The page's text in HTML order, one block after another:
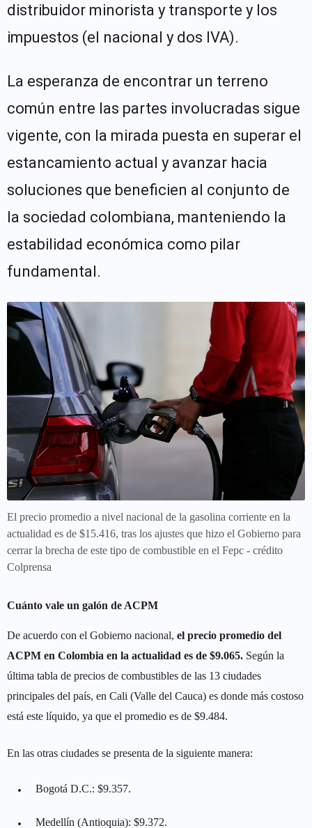
distribuidor minorista y transporte y los
impuestos (el nacional y dos IVA).
La esperanza de encontrar un terreno
común entre las partes involucradas sigue
vigente, con la mirada puesta en superar el
estancamiento actual y avanzar hacia
soluciones que beneficien al conjunto de
la sociedad colombiana, manteniendo la
estabilidad económica como pilar
fundamental.
El precio promedio a nivel nacional de la gasolina corriente en la
actualidad es de $15.416, tras los ajustes que hizo el Gobierno para
cerrar la brecha de este tipo de combustible en el Fepc - crédito
Colprensa
Cuánto vale un galón de ACPM
De acuerdo con el Gobierno nacional, el precio promedio del
ACPM en Colombia en la actualidad es de $9.065. Según la
última tabla de precios de combustibles de las 13 ciudades
principales del país, en Cali (Valle del Cauca) es donde más costoso
está este líquido, ya que el promedio es de $9.484.
En las otras ciudades se presenta de la siguiente manera:
Bogotá D.C.: $9.357.
Medellín (Antioquia): $9.372.